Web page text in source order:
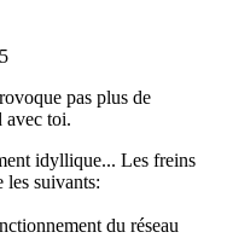
pas plus de
avec toi.
idyllique... Les freins
les suivants:
du réseau